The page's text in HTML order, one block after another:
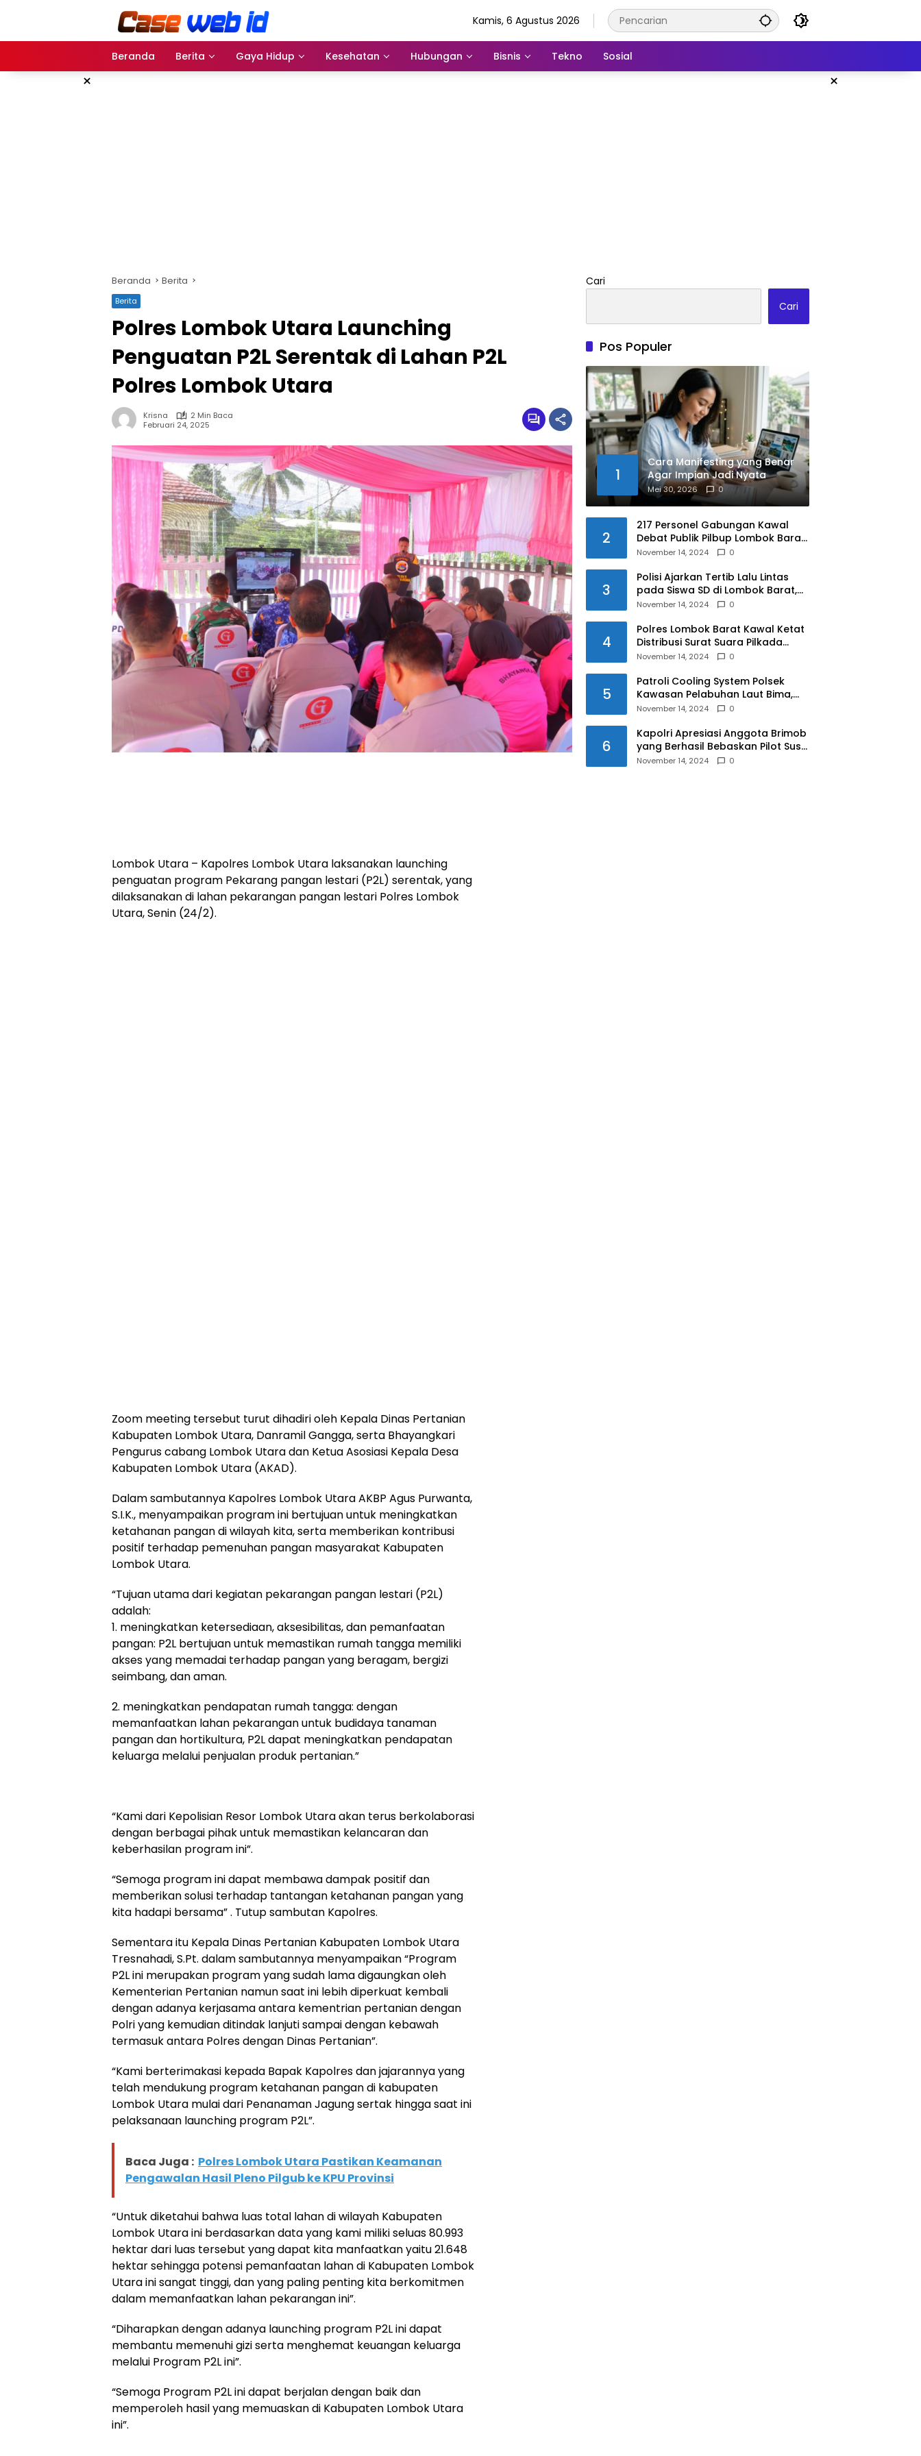
Kamis, 6 Agustus 2026
Beranda Berita Gaya Hidup Kesehatan Hubungan Bisnis Tekno Sosial
× ×
Beranda Berita
Berita
Polres Lombok Utara Launching
Penguatan P2L Serentak di Lahan P2L
Polres Lombok Utara
Krisna
2 Min Baca
Februari 24, 2025
Lombok Utara – Kapolres Lombok Utara laksanakan launching
penguatan program Pekarang pangan lestari (P2L) serentak, yang
dilaksanakan di lahan pekarangan pangan lestari Polres Lombok
Utara, Senin (24/2).
Zoom meeting tersebut turut dihadiri oleh Kepala Dinas Pertanian
Kabupaten Lombok Utara, Danramil Gangga, serta Bhayangkari
Pengurus cabang Lombok Utara dan Ketua Asosiasi Kepala Desa
Kabupaten Lombok Utara (AKAD).
Dalam sambutannya Kapolres Lombok Utara AKBP Agus Purwanta,
S.I.K., menyampaikan program ini bertujuan untuk meningkatkan
ketahanan pangan di wilayah kita, serta memberikan kontribusi
positif terhadap pemenuhan pangan masyarakat Kabupaten
Lombok Utara.
“Tujuan utama dari kegiatan pekarangan pangan lestari (P2L)
adalah:
1. meningkatkan ketersediaan, aksesibilitas, dan pemanfaatan
pangan: P2L bertujuan untuk memastikan rumah tangga memiliki
akses yang memadai terhadap pangan yang beragam, bergizi
seimbang, dan aman.
2. meningkatkan pendapatan rumah tangga: dengan
memanfaatkan lahan pekarangan untuk budidaya tanaman
pangan dan hortikultura, P2L dapat meningkatkan pendapatan
keluarga melalui penjualan produk pertanian.”
“Kami dari Kepolisian Resor Lombok Utara akan terus berkolaborasi
dengan berbagai pihak untuk memastikan kelancaran dan
keberhasilan program ini”.
“Semoga program ini dapat membawa dampak positif dan
memberikan solusi terhadap tantangan ketahanan pangan yang
kita hadapi bersama” . Tutup sambutan Kapolres.
Sementara itu Kepala Dinas Pertanian Kabupaten Lombok Utara
Tresnahadi, S.Pt. dalam sambutannya menyampaikan “Program
P2L ini merupakan program yang sudah lama digaungkan oleh
Kementerian Pertanian namun saat ini lebih diperkuat kembali
dengan adanya kerjasama antara kementrian pertanian dengan
Polri yang kemudian ditindak lanjuti sampai dengan kebawah
termasuk antara Polres dengan Dinas Pertanian”.
“Kami berterimakasi kepada Bapak Kapolres dan jajarannya yang
telah mendukung program ketahanan pangan di kabupaten
Lombok Utara mulai dari Penanaman Jagung sertak hingga saat ini
pelaksanaan launching program P2L”.
Baca Juga : Polres Lombok Utara Pastikan Keamanan
Pengawalan Hasil Pleno Pilgub ke KPU Provinsi
“Untuk diketahui bahwa luas total lahan di wilayah Kabupaten
Lombok Utara ini berdasarkan data yang kami miliki seluas 80.993
hektar dari luas tersebut yang dapat kita manfaatkan yaitu 21.648
hektar sehingga potensi pemanfaatan lahan di Kabupaten Lombok
Utara ini sangat tinggi, dan yang paling penting kita berkomitmen
dalam memanfaatkan lahan pekarangan ini”.
“Diharapkan dengan adanya launching program P2L ini dapat
membantu memenuhi gizi serta menghemat keuangan keluarga
melalui Program P2L ini”.
“Semoga Program P2L ini dapat berjalan dengan baik dan
memperoleh hasil yang memuaskan di Kabupaten Lombok Utara
ini”.
Cari
Cari
Pos Populer
1
Cara Manifesting yang Benar
Agar Impian Jadi Nyata
Mei 30, 2026 0
2
217 Personel Gabungan Kawal
Debat Publik Pilbup Lombok Barat
2024
November 14, 2024 0
3
Polisi Ajarkan Tertib Lalu Lintas
pada Siswa SD di Lombok Barat,
Apa Saja Materinya?
November 14, 2024 0
4
Polres Lombok Barat Kawal Ketat
Distribusi Surat Suara Pilkada
2024
November 14, 2024 0
5
Patroli Cooling System Polsek
Kawasan Pelabuhan Laut Bima,
Ciptakan Pilkada Serentak 2024
November 14, 2024 0
6
Kapolri Apresiasi Anggota Brimob
yang Berhasil Bebaskan Pilot Susi
Air Korban Penyanderaan KKB
November 14, 2024 0